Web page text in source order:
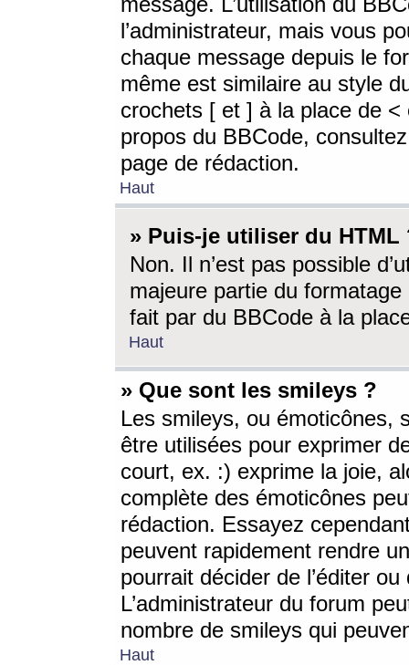
l’administrateur, mais vous
chaque message depuis le
même est similaire au style
crochets [ et ] à la place de <
propos du BBCode,
page de rédaction.
Haut
» Puis-je utiliser du HTML
Non. Il n’est pas possible
majeure partie du
fait par du BBCode à la
Haut
» Que sont les smileys ?
Les smileys, ou émoticônes,
être utilisées pour exprimer
court, ex. :) exprime la joie,
complète des émoticônes
rédaction. Essayez
peuvent rapidement rendre
pourrait décider de l’éditer
L’administrateur du forum
nombre de smileys qui
Haut